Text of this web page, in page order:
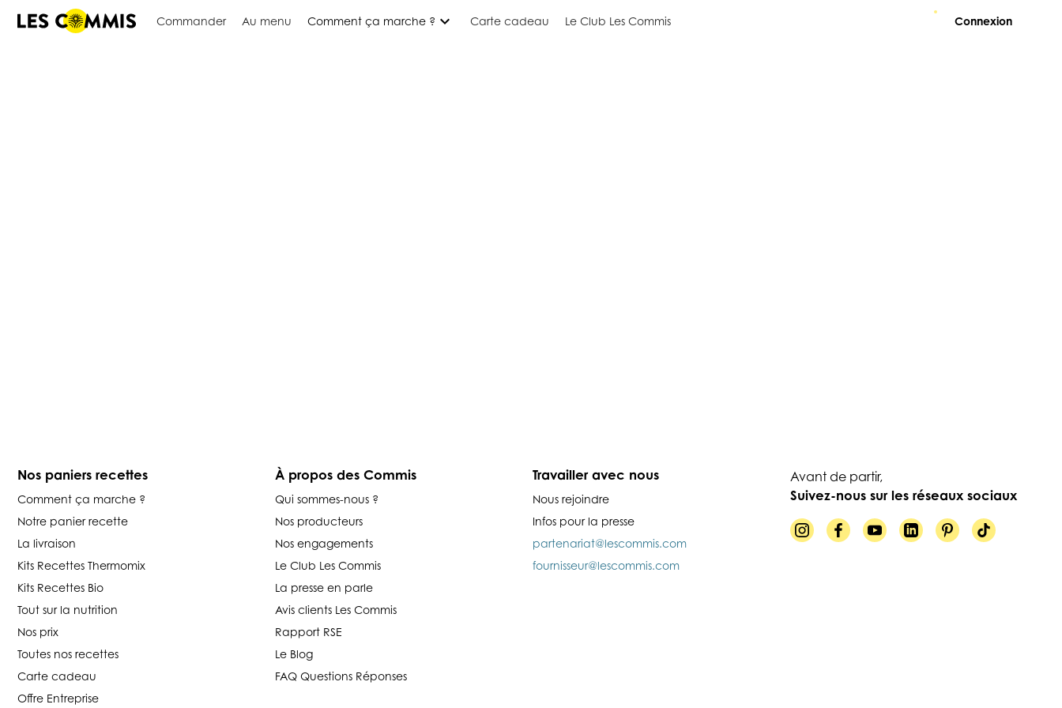
Commander Au menu Comment ça marche ? expand_more Carte cadeau Le Club Les Commis Connexion
Nos paniers recettes
Comment ça marche ?
Notre panier recette
La livraison
Kits Recettes Thermomix
Kits Recettes Bio
Tout sur la nutrition
Nos prix
Toutes nos recettes
Carte cadeau
Offre Entreprise
À propos des Commis
Qui sommes-nous ?
Nos producteurs
Nos engagements
Le Club Les Commis
La presse en parle
Avis clients Les Commis
Rapport RSE
Le Blog
FAQ Questions Réponses
Travailler avec nous
Nous rejoindre
Infos pour la presse
partenariat@lescommis.com
fournisseur@lescommis.com
Avant de partir,
Suivez-nous sur les réseaux sociaux